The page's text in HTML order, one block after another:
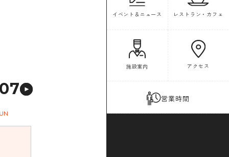
イベント＆ニュース レストラン・カフェ
施設案内 アクセス
営業時間
07